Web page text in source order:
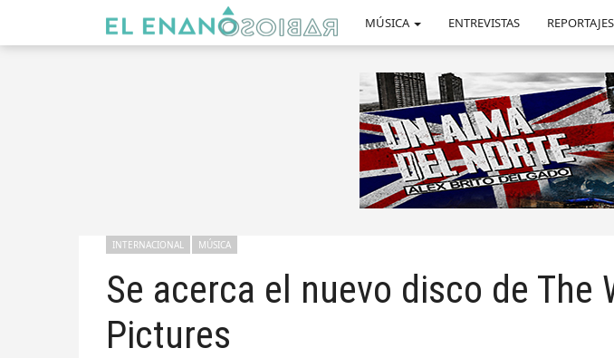
MÚSICA ENTREVISTAS REPORTAJES
Se acerca el nuevo disco de The
Pictures
INTERNACIONAL MÚSICA